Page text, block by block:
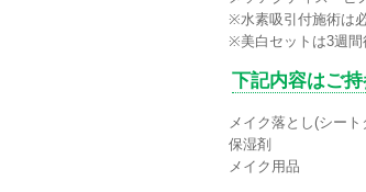
※水素吸引付施術は
※美白セットは3週
下記内容はご
メイク落とし(シー
保湿剤
メイク用品